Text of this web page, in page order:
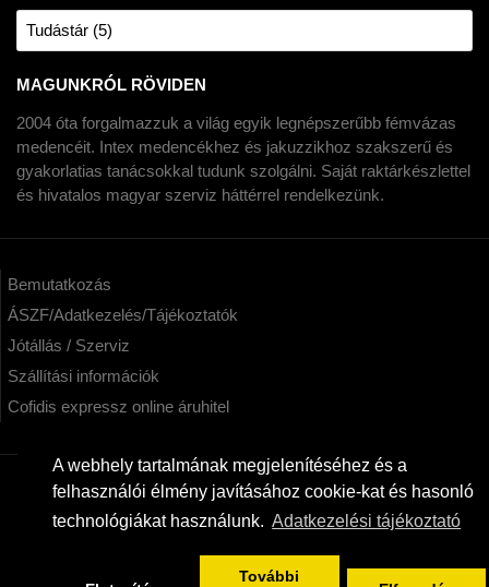
A webhely tartalmának megjelenítéséhez és a
felhasználói élmény javításához cookie-kat és hasonló
technológiákat használunk. Adatkezelési tájékoztató
További
Tudástár (5)
MAGUNKRÓL RÖVIDEN
2004 óta forgalmazzuk a világ egyik legnépszerűbb fémvázas
medencéit. Intex medencékhez és jakuzzikhoz szakszerű és
gyakorlatias tanácsokkal tudunk szolgálni. Saját raktárkészlettel
és hivatalos magyar szerviz háttérrel rendelkezünk.
Bemutatkozás
ÁSZF/Adatkezelés/Tájékoztatók
Jótállás / Szerviz
Szállítási információk
Cofidis expressz online áruhitel
KAPCSOLAT
kertimedencek.hu - Intex képviselet Webáruház